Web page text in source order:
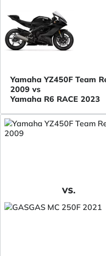
Yamaha YZ450F Team
2009 vs
Yamaha R6 RACE 2023
VS.